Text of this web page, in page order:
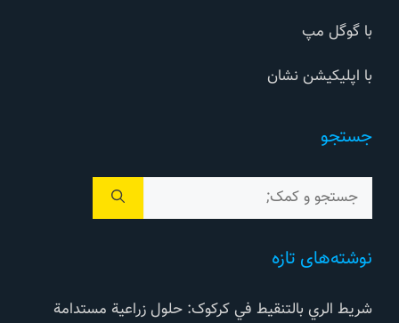
با گوگل مپ
با اپلیکیشن نشان
جستجو
برای:
نوشته‌های تازه
شريط الري بالتنقيط في کرکوک: حلول زراعية مستدامة